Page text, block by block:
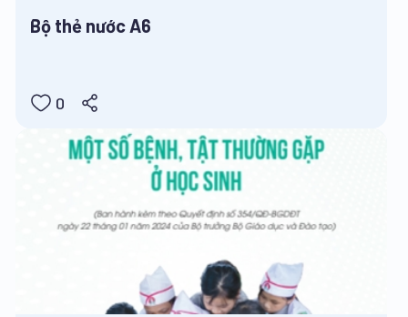
Bộ thẻ nước A6
0